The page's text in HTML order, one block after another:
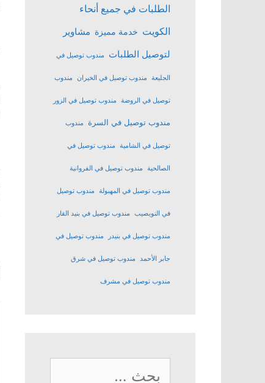
الطلبات في جميع أنحاء
الكويت خدمة مميزة مشاوير
لتوصيل الطلبات مندوب توصيل في
الجليعة مندوب توصيل في الخيران مندوب
توصيل في الروضة مندوب توصيل في الزور
مندوب توصيل في السرة مندوب
توصيل في الشامية مندوب توصيل في
الصالحية مندوب توصيل في الفروانية
مندوب توصيل في المهبولة مندوب توصيل
في النويصيب مندوب توصيل في بنيد القار
مندوب توصيل في بنيدر مندوب توصيل في
جابر الأحمد مندوب توصيل في شرق
مندوب توصيل في مشرف
البحث